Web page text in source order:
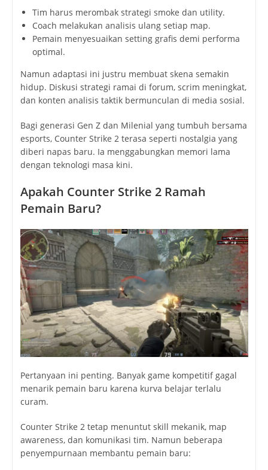
Tim harus merombak strategi smoke dan utility.
Coach melakukan analisis ulang setiap map.
Pemain menyesuaikan setting grafis demi performa
optimal.
Namun adaptasi ini justru membuat skena semakin
hidup. Diskusi strategi ramai di forum, scrim meningkat,
dan konten analisis taktik bermunculan di media sosial.
Bagi generasi Gen Z dan Milenial yang tumbuh bersama
esports, Counter Strike 2 terasa seperti nostalgia yang
diberi napas baru. Ia menggabungkan memori lama
dengan teknologi masa kini.
Apakah Counter Strike 2 Ramah
Pemain Baru?
Pertanyaan ini penting. Banyak game kompetitif gagal
menarik pemain baru karena kurva belajar terlalu
curam.
Counter Strike 2 tetap menuntut skill mekanik, map
awareness, dan komunikasi tim. Namun beberapa
penyempurnaan membantu pemain baru: